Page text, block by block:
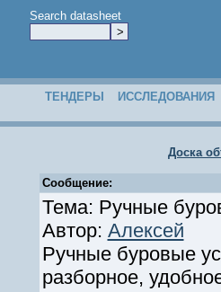
Search datasheet
ТЕНДЕРЫ ИССЛЕДОВАНИЯ
Доска
Сообщение:
Тема: Ручные
Автор: Алексей
Ручные буровые
разборное,